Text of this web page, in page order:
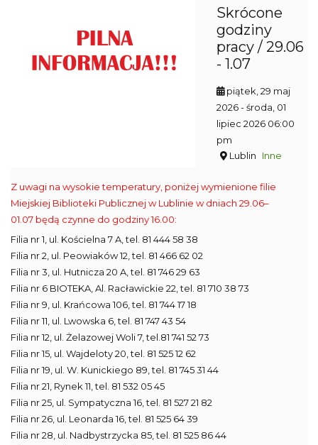
Skrócone
godziny
pracy / 29.06
- 1.07
piątek, 29 maj
2026- środa, 01
lipiec 2026 06:00
pm
Lublin
Inne
Z uwagi na wysokie temperatury, poniżej wymienione filie
Miejskiej Biblioteki Publicznej w Lublinie w dniach 29.06–
01.07 będą czynne do godziny 16.00:
Filia nr 1, ul. Kościelna 7 A, tel. 81 444 58 38
Filia nr 2, ul. Peowiaków 12, tel. 81 466 62 02
Filia nr 3, ul. Hutnicza 20 A, tel. 81 746 29 63
Filia nr 6 BIOTEKA, Al. Racławickie 22, tel. 81 710 38 73
Filia nr 9, ul. Krańcowa 106, tel. 81 744 17 18
Filia nr 11, ul. Lwowska 6, tel. 81 747 43 54
Filia nr 12, ul. Żelazowej Woli 7, tel.81 741 52 73
Filia nr 15, ul. Wajdeloty 20, tel. 81 525 12 62
Filia nr 19, ul. W. Kunickiego 89, tel. 81 745 31 44
Filia nr 21, Rynek 11, tel. 81 532 05 45
Filia nr 25, ul. Sympatyczna 16, tel. 81 527 21 82
Filia nr 26, ul. Leonarda 16, tel. 81 525 64 39
Filia nr 28, ul. Nadbystrzycka 85, tel. 81 525 86 44